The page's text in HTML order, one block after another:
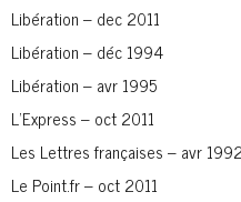
Libération – dec 2011
Libération – déc 1994
Libération – avr 1995
L’Express – oct 2011
Les Lettres françaises – avr 1992
Le Point.fr – oct 2011